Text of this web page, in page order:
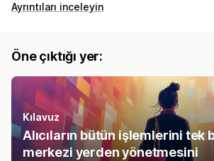
Ayrıntıları inceleyin
Öne çıktığı yer:
Kılavuz
Alıcıların bütün işlemlerini tek
merkezi yerden yönetmesini